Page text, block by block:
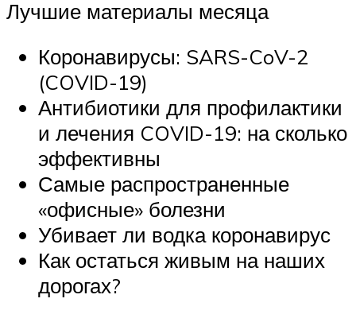
Лучшие материалы месяца
Коронавирусы: SARS-CoV-2
(COVID-19)
Антибиотики для профилактики
и лечения COVID-19: на сколько
эффективны
Самые распространенные
«офисные» болезни
Убивает ли водка коронавирус
Как остаться живым на наших
дорогах?